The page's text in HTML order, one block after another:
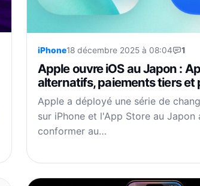
iPhone18 décembre 2025 à 08:04 1
Apple ouvre iOS au Japon :
alternatifs, paiements tiers et
Apple a déployé une série de
sur iPhone et l'App Store au Japon
conformer au…